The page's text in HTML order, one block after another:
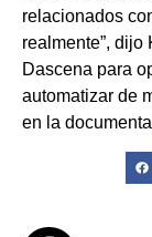
relacionados
realmente”, dijo
Dascena para
automatizar de
en la